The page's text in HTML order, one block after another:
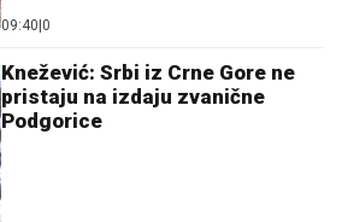
09:40 0
Knežević: Srbi iz Crne Gore ne
pristaju na izdaju zvanične
Podgorice